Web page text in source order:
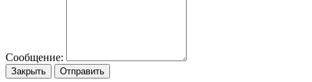
Сообщение:
Закрыть Отправить